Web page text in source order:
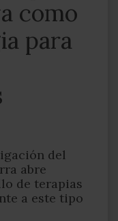
como
para
del
abre
de terapias
a este tipo